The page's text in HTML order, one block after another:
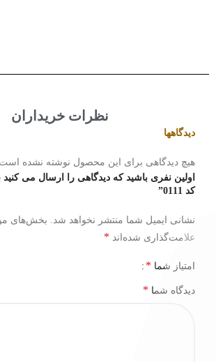
نظرات خریداران
دیدگاهها
هیچ دیدگاهی برای این محصول نوشته نشده است.
اولین نفری باشید که دیدگاهی را ارسال می
کد 0111”
نشانی ایمیل شما منتشر نخواهد شد.
بخش‌های
علامت‌گذاری شده‌اند *
امتیاز شما *
دیدگاه شما *